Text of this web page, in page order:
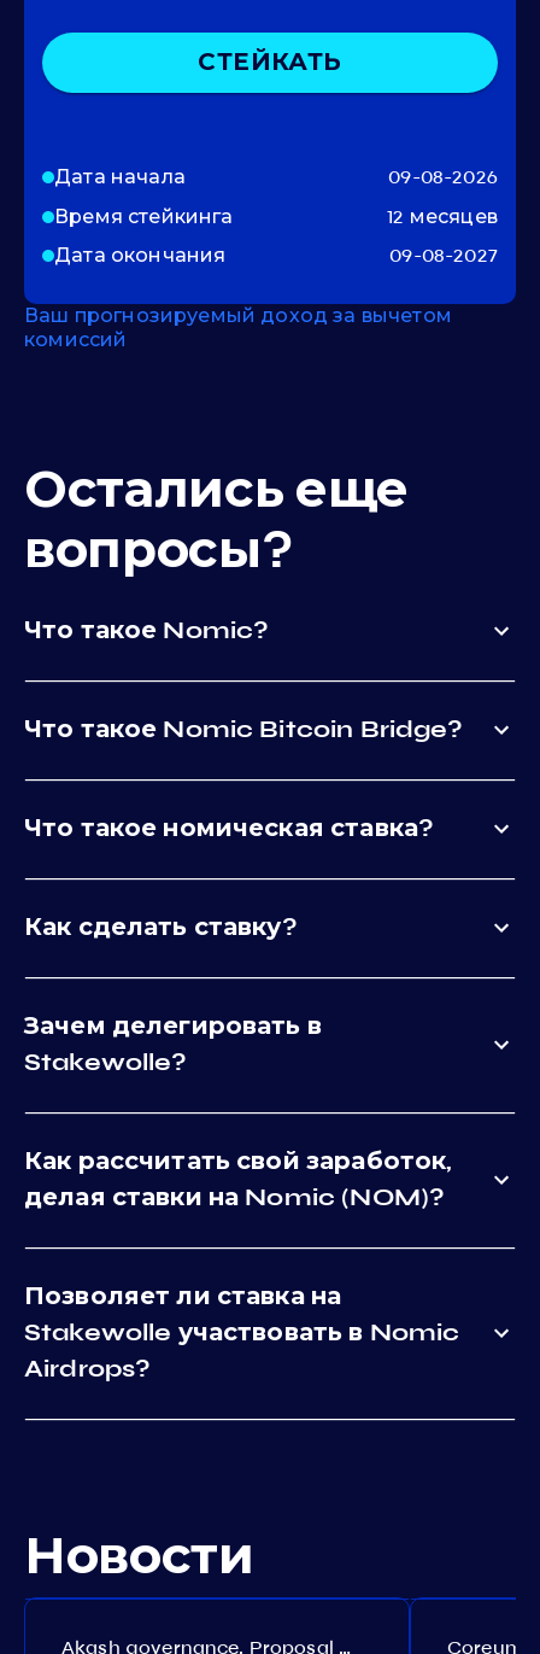
СТЕЙКАТЬ
Дата начала
09-08-2026
Время стейкинга
12 месяцев
Дата окончания
09-08-2027
Ваш прогнозируемый доход за вычетом
комиссий
Остались еще
вопросы?
Что такое Nomic?
Что такое Nomic Bitcoin Bridge?
Что такое номическая ставка?
Как сделать ставку?
Зачем делегировать в
Stakewolle?
Как рассчитать свой заработок,
делая ставки на Nomic (NOM)?
Позволяет ли ставка на
Stakewolle участвовать в Nomic
Airdrops?
Новости
Akash governance. Proposal №308